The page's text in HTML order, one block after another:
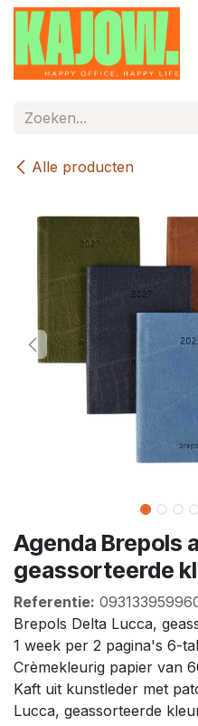
Overslaan naar inhoud
Alle producten
Agenda Brepols
geassorteerde
Referentie:
Brepols Delta Lucca,
1 week per 2 pagina's 6-
Crèmekleurig papier van
Kaft uit kunstleder met
Lucca, geassorteerde